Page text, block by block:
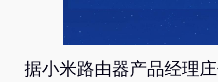
据小米路由器产品经理